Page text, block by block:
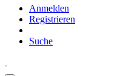
Anmelden
Registrieren
Suche